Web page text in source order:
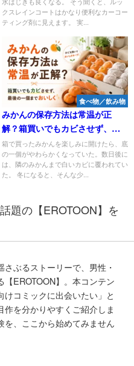
クスレインコートはかなり便利なカーコー
ティング剤に見えます。 実...
食べ物／飲み物
みかんの保存方法は常温が正
解？箱買いでもカビさせず、最
後の一個までおいしく
箱で買ったみかんを楽しみに開けたら、底
の一個がやわらかくなっていた。数日後に
は、隣のみかんまで白いカビに覆われてい
た。 冬になると、そんな少...
題の【EROTOON】を
ぶるストーリーで、男性・
EROTOON】。本コンテン
コミックに出会いたい」と
を分かりやすくご紹介しま
、ここから始めてみません